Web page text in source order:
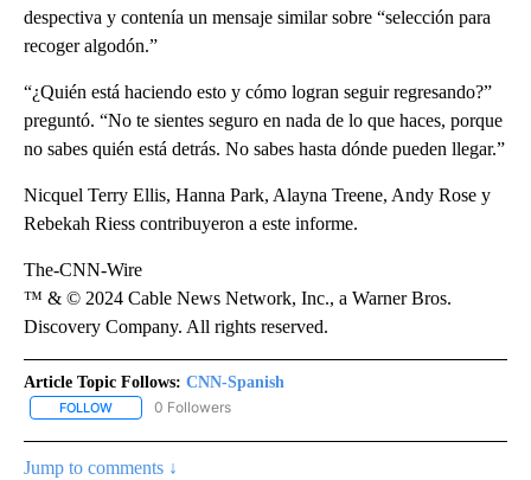
despectiva y contenía un mensaje similar sobre “selección para
recoger algodón.”
“¿Quién está haciendo esto y cómo logran seguir regresando?”
preguntó. “No te sientes seguro en nada de lo que haces, porque
no sabes quién está detrás. No sabes hasta dónde pueden llegar.”
Nicquel Terry Ellis, Hanna Park, Alayna Treene, Andy Rose y
Rebekah Riess contribuyeron a este informe.
The-CNN-Wire
™ & © 2024 Cable News Network, Inc., a Warner Bros.
Discovery Company. All rights reserved.
Article Topic Follows: CNN-Spanish
FOLLOW FOLLOW "CNN-SPANISH" TO RECEIVE NOTIFICATIONS ABOUT
0 Followers
Jump to comments ↓